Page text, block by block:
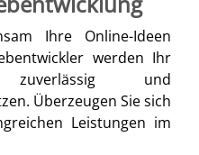
Ihre Online-Ideen
werden Ihr
und
Überzeugen Sie sich
Leistungen im